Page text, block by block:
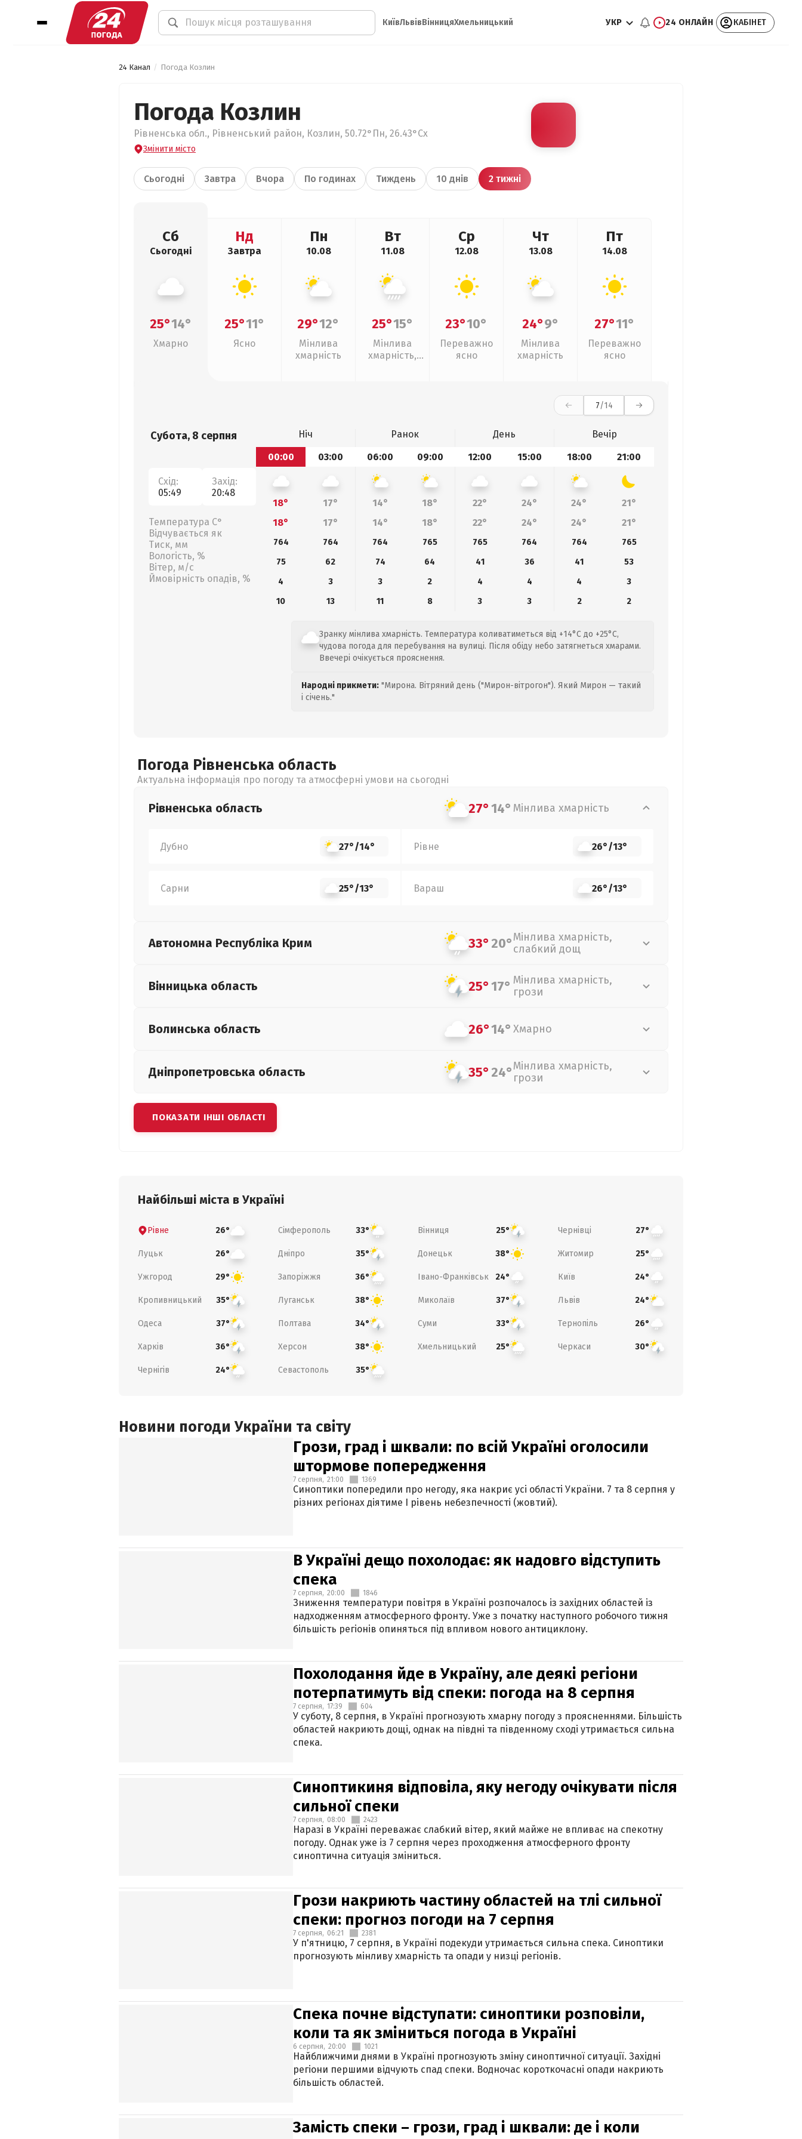
КиївЛьвівВінницяХмельницький УКР 24 ОНЛАЙН КАБІНЕТ
24 Канал Погода Козлин
Погода Козлин
Рівненська обл., Рівненський район, Козлин, 50.72°Пн, 26.43°Сх
Змінити місто
Сьогодні Завтра Вчора По годинах Тиждень 10 днів 2 тижні
Сб
Сьогодні
25°14°
Хмарно
Нд
Завтра
25°11°
Ясно
Пн
10.08
29°12°
Мінлива
хмарність
Вт
11.08
25°15°
Мінлива
хмарність,
Ср
12.08
23°10°
Переважно
ясно
Чт
13.08
24°9°
Мінлива
хмарність
Пт
14.08
27°11°
Переважно
ясно
7/14
Субота, 8 серпня
Схід:
05:49
Захід:
20:48
Температура С°
Відчувається як
Тиск, мм
Вологість, %
Вітер, м/с
Ймовірність опадів, %
Ніч Ранок День
Вечір
00:00
03:00 06:00 09:00 12:00 15:00 18:00 21:00
18° 17° 14° 18° 22° 24° 24°
21°
18°
17° 14° 18° 22° 24° 24° 21°
764 764 764 765 765 764 764
765
75
62 74 64 41 36 41
53
4
3 3 2 4 4 4
3
10
13 11 8 3 3 2 2
Зранку мінлива хмарність. Температура коливатиметься від +14°C до +25°C,
чудова погода для перебування на вулиці. Після обіду небо затягнеться хмарами.
Ввечері очікується прояснення.
Народні прикмети: "Мирона. Вітряний день ("Мирон-вітрогон"). Який Мирон — такий
і січень."
Погода Рівненська область
Актуальна інформація про погоду та атмосферні умови на сьогодні
Рівненська область 27°14° Мінлива хмарність
Дубно 27°/14° Рівне 26°/13°
Сарни 25°/13° Вараш 26°/13°
Автономна Республіка Крим 33°20°Мінлива хмарність,
слабкий дощ
Вінницька область 25°17° Мінлива хмарність,
грози
Волинська область 26°14° Хмарно
Дніпропетровська область 35°24°Мінлива хмарність,
грози
ПОКАЗАТИ ІНШІ ОБЛАСТІ
Найбільші міста в Україні
Рівне 26° Сімферополь 33° Вінниця 25° Чернівці 27°
Луцьк 26° Дніпро 35° Донецьк 38° Житомир 25°
Ужгород 29° Запоріжжя 36° Івано-Франківськ 24° Київ 24°
Кропивницький 35° Луганськ 38° Миколаїв 37° Львів 24°
Одеса 37° Полтава 34° Суми 33° Тернопіль 26°
Харків 36° Херсон 38° Хмельницький 25° Черкаси 30°
Чернігів 24° Севастополь 35°
Новини погоди України та світу
Грози, град і шквали: по всій Україні оголосили
штормове попередження
7 серпня, 21:00 1369
Синоптики попередили про негоду, яка накриє усі області України. 7 та 8 серпня у
різних регіонах діятиме І рівень небезпечності (жовтий).
В Україні дещо похолодає: як надовго відступить
спека
7 серпня, 20:00 1846
Зниження температури повітря в Україні розпочалось із західних областей із
надходженням атмосферного фронту. Уже з початку наступного робочого тижня
більшість регіонів опиняться під впливом нового антициклону.
Похолодання йде в Україну, але деякі регіони
потерпатимуть від спеки: погода на 8 серпня
7 серпня, 17:39 604
У суботу, 8 серпня, в Україні прогнозують хмарну погоду з проясненнями. Більшість
областей накриють дощі, однак на півдні та південному сході утримається сильна
спека.
Синоптикиня відповіла, яку негоду очікувати після
сильної спеки
7 серпня, 08:00 2423
Наразі в Україні переважає слабкий вітер, який майже не впливає на спекотну
погоду. Однак уже із 7 серпня через проходження атмосферного фронту
синоптична ситуація зміниться.
Грози накриють частину областей на тлі сильної
спеки: прогноз погоди на 7 серпня
7 серпня, 06:21 2381
У п'ятницю, 7 серпня, в Україні подекуди утримається сильна спека. Синоптики
прогнозують мінливу хмарність та опади у низці регіонів.
Спека почне відступати: синоптики розповіли,
коли та як зміниться погода в Україні
6 серпня, 20:00 1021
Найближчими днями в Україні прогнозують зміну синоптичної ситуації. Західні
регіони першими відчують спад спеки. Водночас короткочасні опади накриють
більшість областей.
Замість спеки – грози, град і шквали: де і коли